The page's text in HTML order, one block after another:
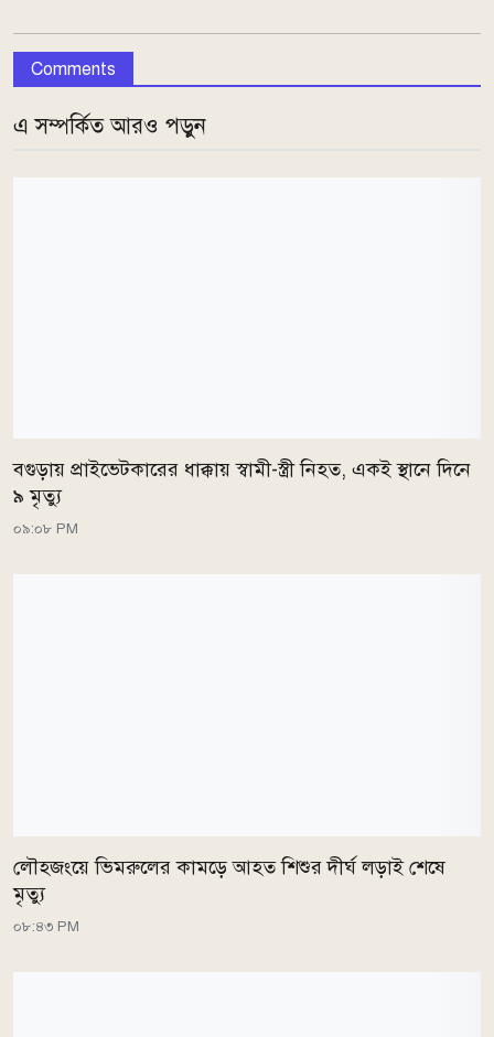
Comments
এ সম্পর্কিত আরও পড়ুন
বগুড়ায় প্রাইভেটকারের ধাক্কায় স্বামী-স্ত্রী নিহত, একই স্থানে দিনে
৯ মৃত্যু
০৯:০৮ PM
লৌহজংয়ে ভিমরুলের কামড়ে আহত শিশুর দীর্ঘ লড়াই শেষে
মৃত্যু
০৮:৪৩ PM